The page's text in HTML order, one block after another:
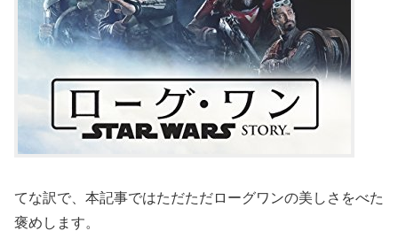
てな訳で、本記事ではただただローグワンの美しさをべた
褒めします。